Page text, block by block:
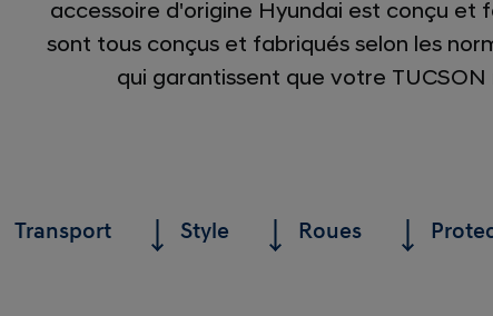
accessoire d'origine Hyundai est conçu et
sont tous conçus et fabriqués selon les
qui garantissent que votre
Transport Style Roues